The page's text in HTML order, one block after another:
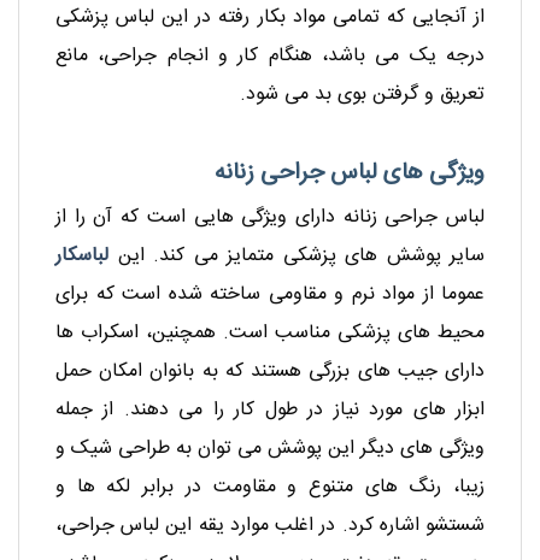
از آنجایی که تمامی مواد بکار رفته در این لباس پزشکی
درجه یک می باشد، هنگام کار و انجام جراحی، مانع
تعریق و گرفتن بوی بد می شود.
ویژگی های لباس جراحی زنانه
لباس جراحی زنانه دارای ویژگی هایی است که آن را از
سایر پوشش های پزشکی متمایز می کند. این لباسکار
عموما از مواد نرم و مقاومی ساخته شده است که برای
محیط های پزشکی مناسب است. همچنین، اسکراب ها
دارای جیب های بزرگی هستند که به بانوان امکان حمل
ابزار های مورد نیاز در طول کار را می دهند. از جمله
ویژگی های دیگر این پوشش می توان به طراحی شیک و
زیبا، رنگ های متنوع و مقاومت در برابر لکه ها و
شستشو اشاره کرد. در اغلب موارد یقه این لباس جراحی،